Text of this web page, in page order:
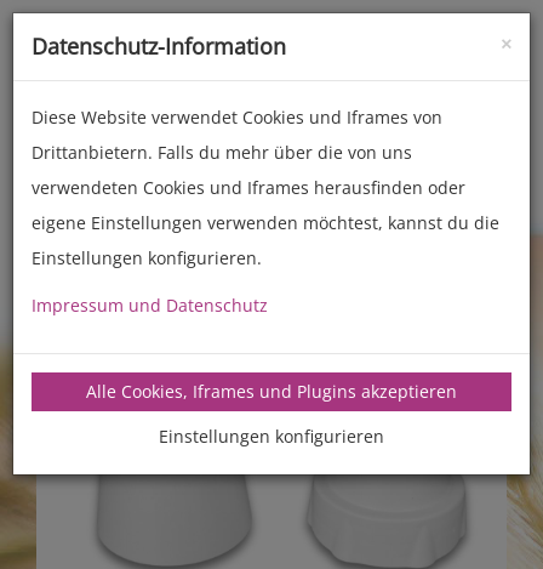
Toggle
Previous Next
×
Datenschutz-Information
Diese Website verwendet Cookies und Iframes von
Drittanbietern. Falls du mehr über die von uns
verwendeten Cookies und Iframes herausfinden oder
eigene Einstellungen verwenden möchtest, kannst du die
Einstellungen konfigurieren.
Impressum und Datenschutz
Alle Cookies, Iframes und Plugins akzeptieren
Einstellungen konfigurieren